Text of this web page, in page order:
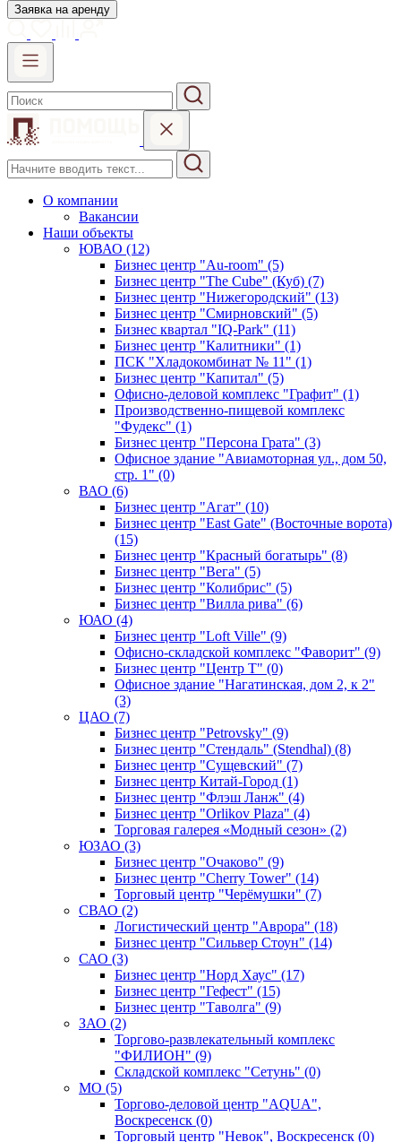
Заявка на аренду
О компании
Вакансии
Наши объекты
ЮВАО (12)
Бизнес центр "Au-room" (5)
Бизнес центр "The Cube" (Куб) (7)
Бизнес центр "Нижегородский" (13)
Бизнес центр "Смирновский" (5)
Бизнес квартал "IQ-Park" (11)
Бизнес центр "Калитники" (1)
ПСК "Хладокомбинат № 11" (1)
Бизнес центр "Капитал" (5)
Офисно-деловой комплекс "Графит" (1)
Производственно-пищевой комплекс
"Фудекс" (1)
Бизнес центр "Персона Грата" (3)
Офисное здание "Авиамоторная ул., дом 50,
стр. 1" (0)
ВАО (6)
Бизнес центр "Агат" (10)
Бизнес центр "East Gate" (Восточные ворота)
(15)
Бизнес центр "Красный богатырь" (8)
Бизнес центр "Вега" (5)
Бизнес центр "Колибрис" (5)
Бизнес центр "Вилла рива" (6)
ЮАО (4)
Бизнес центр "Loft Ville" (9)
Офисно-складской комплекс "Фаворит" (9)
Бизнес центр "Центр Т" (0)
Офисное здание "Нагатинская, дом 2, к 2"
(3)
ЦАО (7)
Бизнес центр "Petrovsky" (9)
Бизнес центр "Стендаль" (Stendhal) (8)
Бизнес центр "Сущевский" (7)
Бизнес центр Китай-Город (1)
Бизнес центр "Флэш Ланж" (4)
Бизнес центр "Orlikov Plaza" (4)
Торговая галерея «Модный сезон» (2)
ЮЗАО (3)
Бизнес центр "Очаково" (9)
Бизнес центр "Cherry Tower" (14)
Торговый центр "Черёмушки" (7)
СВАО (2)
Логистический центр "Аврора" (18)
Бизнес центр "Сильвер Стоун" (14)
САО (3)
Бизнес центр "Норд Хаус" (17)
Бизнес центр "Гефест" (15)
Бизнес центр "Таволга" (9)
ЗАО (2)
Торгово-развлекательный комплекс
"ФИЛИОН" (9)
Складской комплекс "Сетунь" (0)
MO (5)
Торгово-деловой центр "AQUA",
Воскресенск (0)
Торговый центр "Невок", Воскресенск (0)